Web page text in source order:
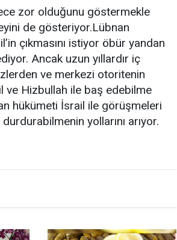
zor olduğunu göstermekle
de gösteriyor.Lübnan
çıkmasını istiyor öbür yandan
Ancak uzun yıllardır iç
ve merkezi otoritenin
ve Hizbullah ile baş edebilme
hükümeti İsrail ile görüşmeleri
yollarını arıyor.